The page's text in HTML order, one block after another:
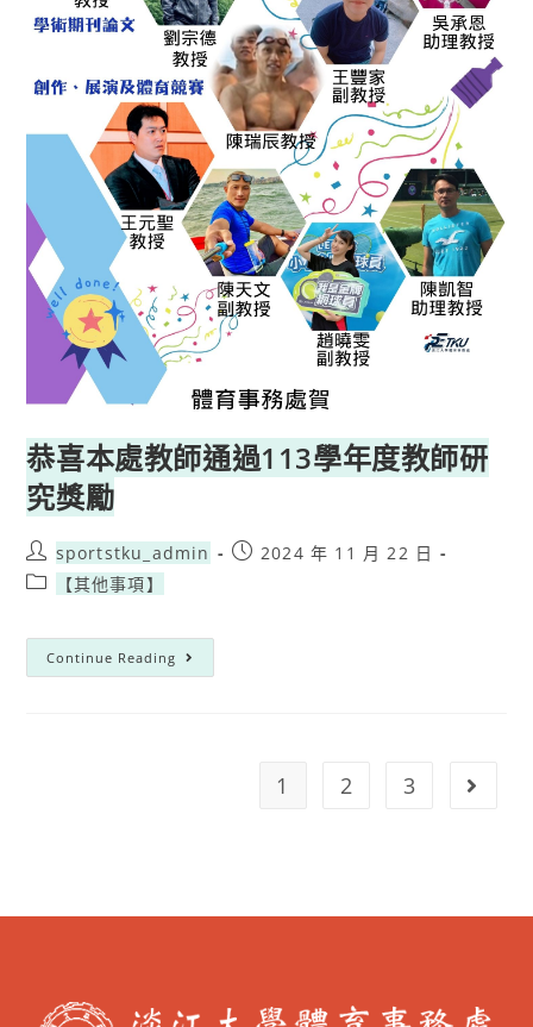
恭喜本處教師通過113學年度教師研
究獎勵
sportstku_admin
2024 年 11 月 22 日
【其他事項】
Continue Reading
1 2 3